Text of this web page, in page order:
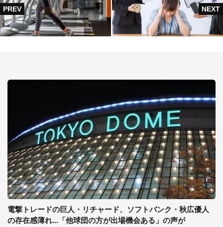
電撃トレードの巨人・リチャード、ソフトバンク・秋広優人
の存在感薄れ...「他球団の方が出場機会ある」の声が